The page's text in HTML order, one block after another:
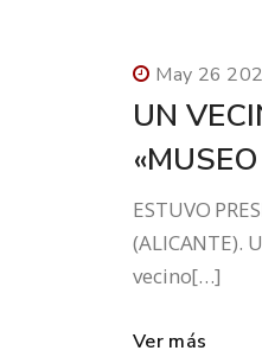
May 26
UN
ESTUVO
(ALICANTE).
vecino[…]
Ver más